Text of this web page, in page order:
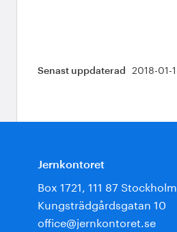
Senast uppdaterad 2018-01-
Jernkontoret
Box 1721, 111 87 Stockholm
Kungsträdgårdsgatan 10
office@jernkontoret.se